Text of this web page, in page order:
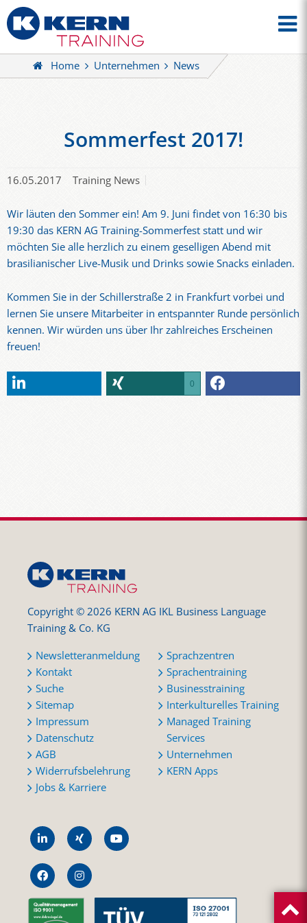
Home Unternehmen News
Sommerfest 2017!
16.05.2017 Training News
Wir läuten den Sommer ein! Am 9. Juni findet von 16:30 bis
19:30 das KERN AG Training-Sommerfest statt und wir
möchten Sie alle herzlich zu einem geselligen Abend mit
brasilianischer Live-Musik und Drinks sowie Snacks einladen.
Kommen Sie in der Schillerstraße 2 in Frankfurt vorbei und
lernen Sie unsere Mitarbeiter in entspannter Runde persönlich
kennen. Wir würden uns über Ihr zahlreiches Erscheinen
freuen!
0
Copyright © 2026 KERN AG IKL Business Language
Training & Co. KG
Newsletteranmeldung
Kontakt
Suche
Sitemap
Impressum
Datenschutz
AGB
Widerrufsbelehrung
Jobs & Karriere
Sprachzentren
Sprachentraining
Businesstraining
Interkulturelles Training
Managed Training
Services
Unternehmen
KERN Apps